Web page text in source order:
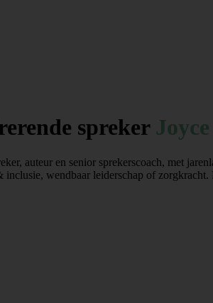
spreker
auteur en senior sprekerscoach, met
inclusie, wendbaar leiderschap of zorgkracht.